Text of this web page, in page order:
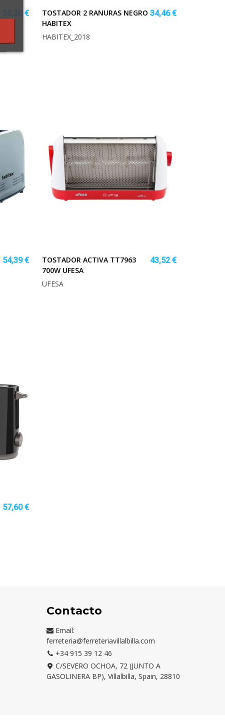
33,20 €
TOSTADOR 2 RANURAS NEGRO
HABITEX
34,46 €
HABITEX_2018
54,39 €
TOSTADOR ACTIVA TT7963
700W UFESA
43,52 €
UFESA
57,60 €
Contacto
Email:
ferreteria@ferreteriavillalbilla.com
+34 915 39 12 46
C/SEVERO OCHOA, 72 (JUNTO A
GASOLINERA BP), Villalbilla, Spain, 28810